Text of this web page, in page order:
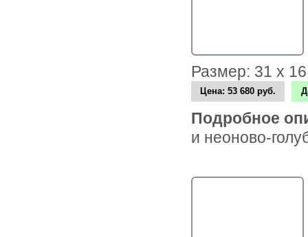
Размер: 31 х
Цена:53 680 руб.
Подробное
и неоново-